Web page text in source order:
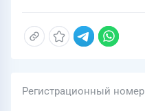
Регистрационный номер